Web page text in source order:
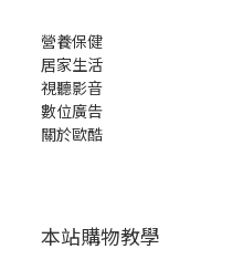
營養保健
居家生活
視聽影音
數位廣告
關於歐酷
本站購物教學